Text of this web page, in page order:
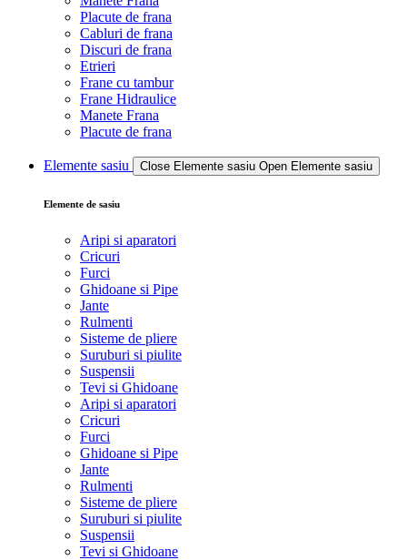
Placute de frana
Cabluri de frana
Discuri de frana
Etrieri
Frane cu tambur
Frane Hidraulice
Manete Frana
Placute de frana
Elemente sasiu Close Elemente sasiu Open Elemente sasiu
Elemente de sasiu
Aripi si aparatori
Cricuri
Furci
Ghidoane si Pipe
Jante
Rulmenti
Sisteme de pliere
Suruburi si piulite
Suspensii
Tevi si Ghidoane
Aripi si aparatori
Cricuri
Furci
Ghidoane si Pipe
Jante
Rulmenti
Sisteme de pliere
Suruburi si piulite
Suspensii
Tevi si Ghidoane